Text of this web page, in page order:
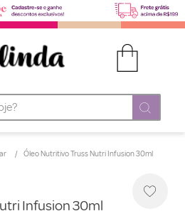
Óleo Nutritivo Truss Nutri Infusion 30ml
Infusion 30ml